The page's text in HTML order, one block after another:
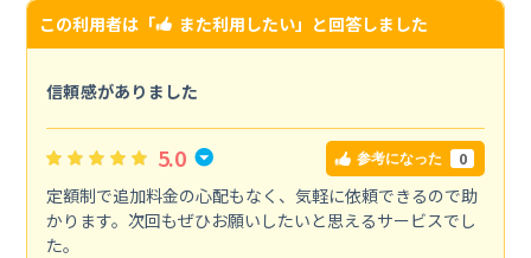
この利用者は「 また利用したい」と回答しました
信頼感がありました
5.0 参考になった 0
定額制で追加料金の心配もなく、気軽に依頼できるので助
かります。次回もぜひお願いしたいと思えるサービスでし
た。